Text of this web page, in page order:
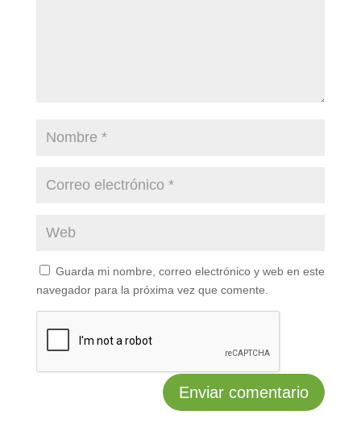
Guarda mi nombre, correo electrónico y web en este
navegador para la próxima vez que comente.